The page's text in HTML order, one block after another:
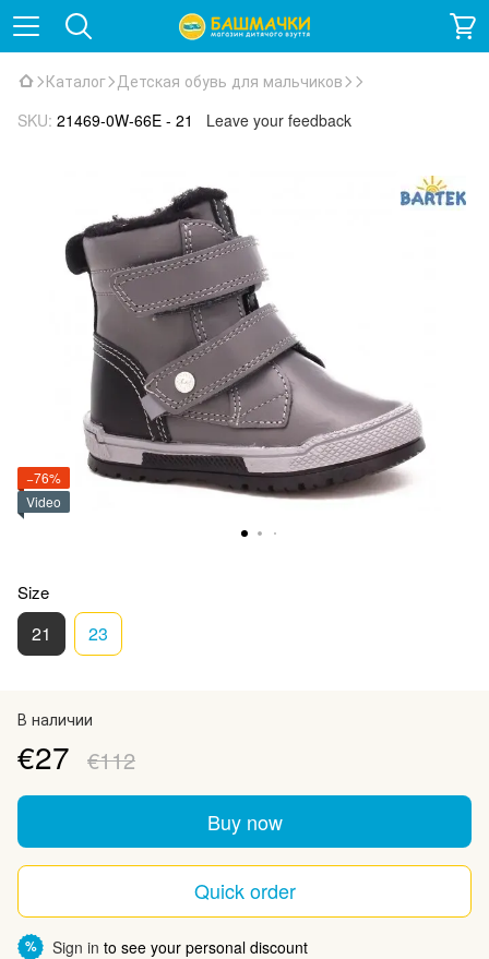
Каталог Детская обувь для мальчиков
SKU: 21469-0W-66E - 21 Leave your feedback
−76%
Video
Size
21 23
В наличии
€27 €112
Buy now
Quick order
% Sign in to see your personal discount